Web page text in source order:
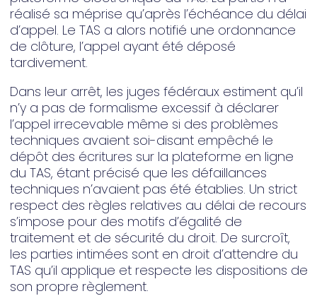
réalisé sa méprise qu’après l’échéance du délai
d’appel. Le TAS a alors notifié une ordonnance
de clôture, l’appel ayant été déposé
tardivement.
Dans leur arrêt, les juges fédéraux estiment qu’il
n’y a pas de formalisme excessif à déclarer
l’appel irrecevable même si des problèmes
techniques avaient soi-disant empêché le
dépôt des écritures sur la plateforme en ligne
du TAS, étant précisé que les défaillances
techniques n’avaient pas été établies. Un strict
respect des règles relatives au délai de recours
s’impose pour des motifs d’égalité de
traitement et de sécurité du droit. De surcroît,
les parties intimées sont en droit d’attendre du
TAS qu’il applique et respecte les dispositions de
son propre règlement.